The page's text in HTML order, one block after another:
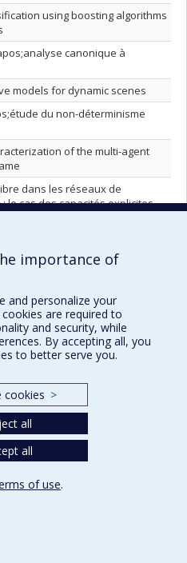
using boosting algorithms
canonique à
models for dynamic scenes
du non-déterminisme
of the multi-agent
dans les réseaux de
le cas des capacités explicites
UML de patrons de
de programmes
de vecteurs d’enregistrements
to prevent child
réseaux à coûts linéaires et
de l&apos;algorithme
linéaire pour la résolution du
du trafic
informatiques
importance of
and personalize your
are required to
and security, while
By accepting all, you
to better serve you.
cookies >
all
all
of use.